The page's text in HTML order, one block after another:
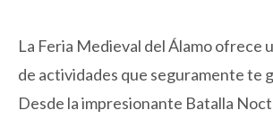
La Feria Medieval del Álamo ofrece
de actividades que seguramente te
Desde la impresionante Batalla